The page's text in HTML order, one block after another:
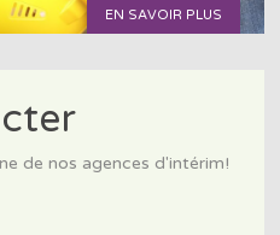
EN SAVOIR PLUS
de nos agences d'intérim!